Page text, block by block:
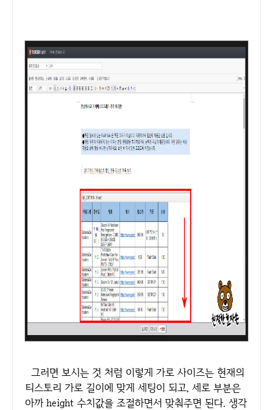
그러면 보시는 것 처럼 이렇게 가로 사이즈는 현재의
티스토리 가로 길이에 맞게 세팅이 되고, 세로 부분은
아까 height 수치값을 조절하면서 맞춰주면 된다. 생각